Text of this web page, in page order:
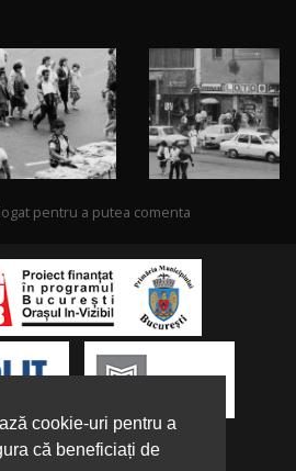
cookie-uri pentru a
că beneficiați de
pentru a putea comenta